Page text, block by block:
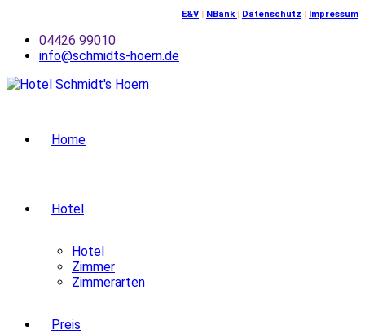
content
E&V | NBank | Datenschutz | Impressum
04426 99010
info@schmidts-hoern.de
Home
Hotel
Hotel
Zimmer
Zimmerarten
Preis